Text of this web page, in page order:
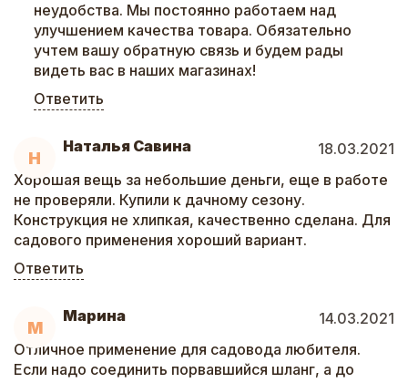
неудобства. Мы постоянно работаем над
улучшением качества товара. Обязательно
учтем вашу обратную связь и будем рады
видеть вас в наших магазинах!
Ответить
Н
Наталья Савина
18.03.2021
Хорошая вещь за небольшие деньги, еще в работе
не проверяли. Купили к дачному сезону.
Конструкция не хлипкая, качественно сделана. Для
садового применения хороший вариант.
Ответить
М
Марина
14.03.2021
Отличное применение для садовода любителя.
Если надо соединить порвавшийся шланг, а до